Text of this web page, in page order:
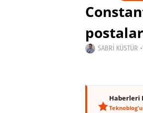
SABRI KÜSTÜR
Haberleri